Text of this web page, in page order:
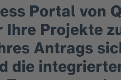
Portal von
Projekte
Antrags
die